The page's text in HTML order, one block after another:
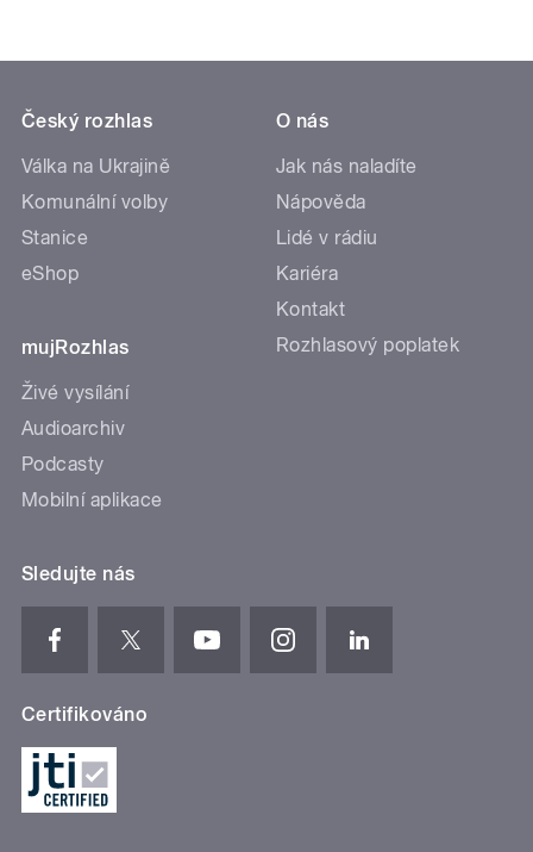
Český rozhlas
Válka na Ukrajině
Komunální volby
Stanice
eShop
mujRozhlas
Živé vysílání
Audioarchiv
Podcasty
Mobilní aplikace
O nás
Jak nás naladíte
Nápověda
Lidé v rádiu
Kariéra
Kontakt
Rozhlasový poplatek
Sledujte nás
Certifikováno